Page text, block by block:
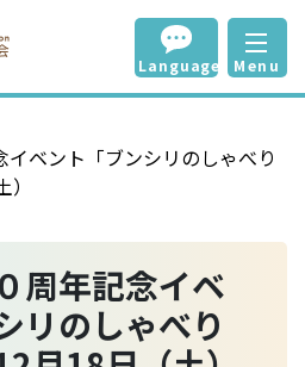
Language Menu
ベント「ブンシリのしゃべり
周年記念イベ
リのしゃべり